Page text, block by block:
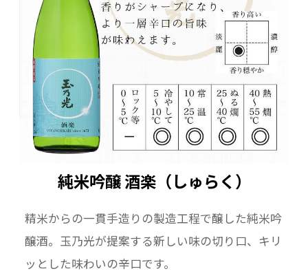
純米吟醸 酒楽（しゅらく）
精米からの一貫手造りの製造工程で醸した純米吟
醸酒。玉乃光が提案する新しい味の切り口、キリ
ッとした味わいの辛口です。